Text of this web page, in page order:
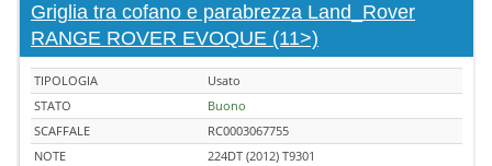
Griglia tra cofano e parabrezza Land_Rover
RANGE ROVER EVOQUE (11>)
TIPOLOGIA
Usato
STATO
Buono
SCAFFALE
RC0003067755
NOTE
224DT (2012) T9301